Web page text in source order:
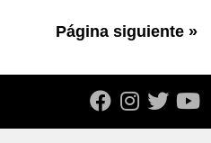
Página siguiente »